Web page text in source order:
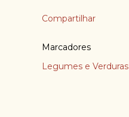
Compartilhar
Marcadores
Legumes e Verduras